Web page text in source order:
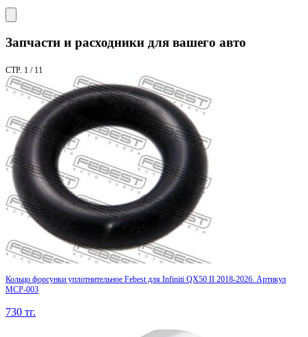
Запчасти и расходники для вашего авто
СТР. 1 / 11
Кольцо форсунки уплотнительное Febest для Infiniti QX50 II 2018-2026. Артикул
MCP-003
730 тг.